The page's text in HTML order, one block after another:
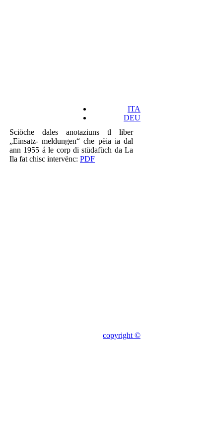
Sciöche dales anotaziuns tl liber
„Einsatz- meldungen“ che pëia ia dal
ann 1955 á le corp di stüdafüch da La
Ila fat chisc intervënc: PDF
ITA
DEU
copyright ©